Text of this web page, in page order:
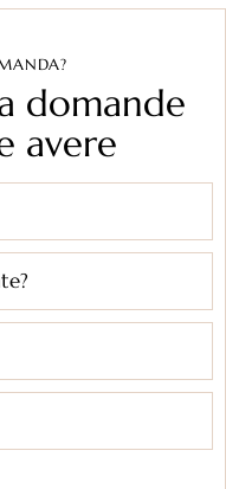
domande
avere